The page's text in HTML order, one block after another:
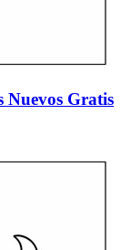
Nuevos Gratis